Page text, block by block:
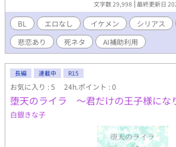
文字数 29,998 最終更新日
BL エロなし イケメン シリアス
悲恋あり
死ネタ AI補助利用
長編 連載中 R15
お気に入り : 5 24h.ポイント : 0
堕天のライラ 〜君だけの王子様にな
白銀きな子